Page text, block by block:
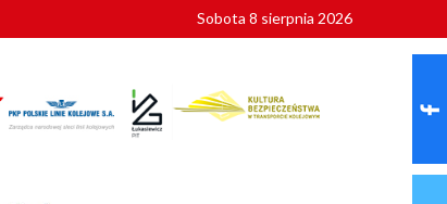
Sobota 8 sierpnia 2026